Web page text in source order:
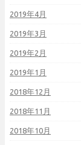
2019年4月
2019年3月
2019年2月
2019年1月
2018年12月
2018年11月
2018年10月